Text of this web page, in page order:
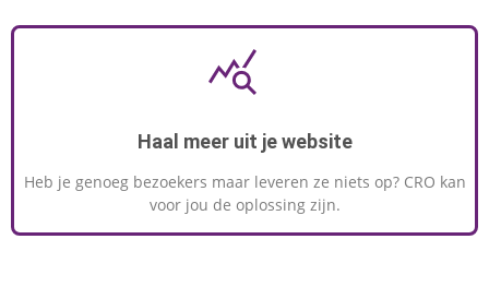
Haal meer uit je website
Heb je genoeg bezoekers maar leveren ze niets op? CRO kan
voor jou de oplossing zijn.